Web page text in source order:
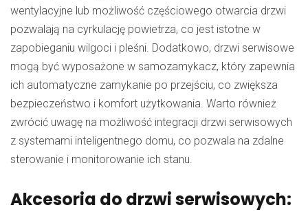
wentylacyjne lub możliwość częściowego otwarcia drzwi
pozwalają na cyrkulację powietrza, co jest istotne w
zapobieganiu wilgoci i pleśni. Dodatkowo, drzwi serwisowe
mogą być wyposażone w samozamykacz, który zapewnia
ich automatyczne zamykanie po przejściu, co zwiększa
bezpieczeństwo i komfort użytkowania. Warto również
zwrócić uwagę na możliwość integracji drzwi serwisowych
z systemami inteligentnego domu, co pozwala na zdalne
sterowanie i monitorowanie ich stanu.
Akcesoria do drzwi serwisowych: